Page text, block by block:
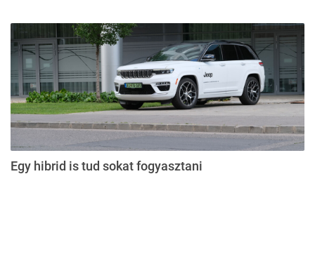
Egy hibrid is tud sokat fogyasztani